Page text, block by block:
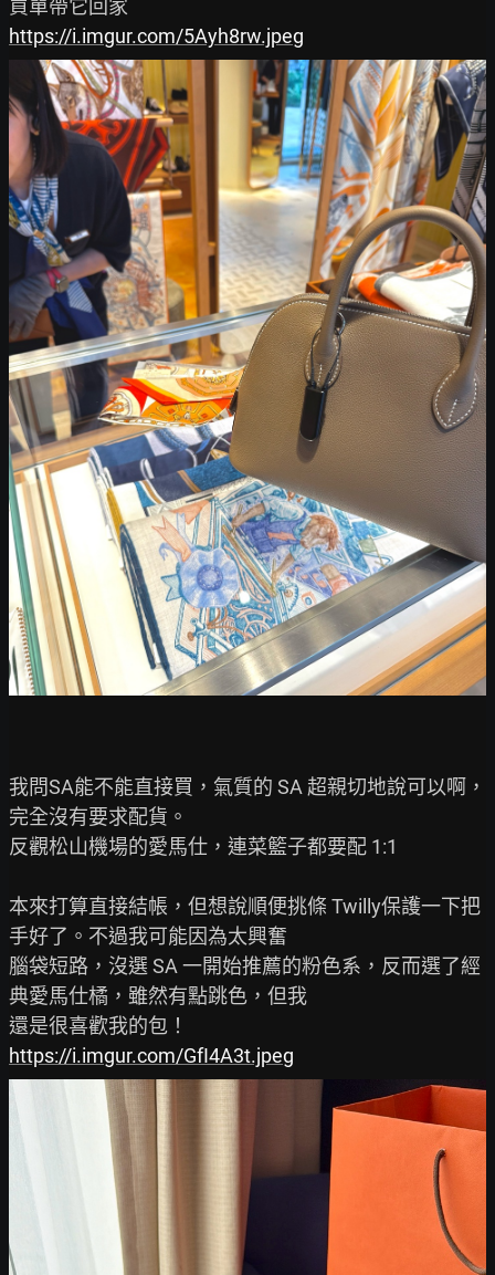
https://i.imgur.com/5Ayh8rw.jpeg
我問SA能不能直接買，氣質的 SA 超親切地說可以啊，
完全沒有要求配貨。
反觀松山機場的愛馬仕，連菜籃子都要配 1:1
本來打算直接結帳，但想說順便挑條 Twilly保護一下把
手好了。不過我可能因為太興奮
腦袋短路，沒選 SA 一開始推薦的粉色系，反而選了經
典愛馬仕橘，雖然有點跳色，但我
https://i.imgur.com/GfI4A3t.jpeg